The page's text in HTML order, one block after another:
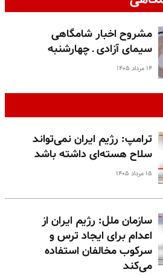
مشروح اخبار شامگاهی
سیمای آزادی ـ چهارشنبه
۱۴ مرداد ۱۴۰۵
ترامپ: رژیم ایران نمی‌تواند
سلاح هسته‌ای داشته باشد
۱۵ مرداد ۱۴۰۵
سازمان ملل: رژیم ایران از
اعدام برای ایجاد ترس و
سرکوب مخالفان استفاده
می‌کند